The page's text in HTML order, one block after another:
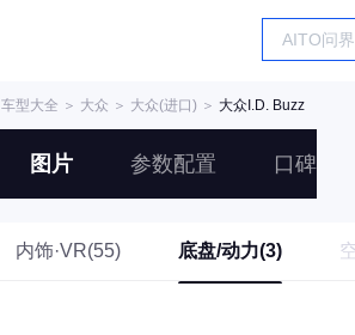
车型大全 ＞ 大众 ＞ 大众(进口) ＞ 大众I.D. Buzz
图片 参数配置 口碑
内饰·VR(55) 底盘/动力(3)